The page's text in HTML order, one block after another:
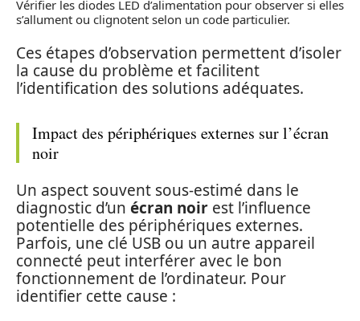
Vérifier les diodes LED d’alimentation pour observer si elles
s’allument ou clignotent selon un code particulier.
Ces étapes d’observation permettent d’isoler
la cause du problème et facilitent
l’identification des solutions adéquates.
Impact des périphériques externes sur l’écran
noir
Un aspect souvent sous-estimé dans le
diagnostic d’un écran noir est l’influence
potentielle des périphériques externes.
Parfois, une clé USB ou un autre appareil
connecté peut interférer avec le bon
fonctionnement de l’ordinateur. Pour
identifier cette cause :